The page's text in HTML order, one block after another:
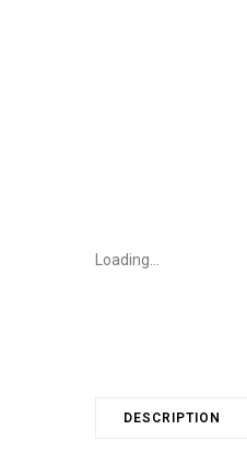
Loading...
DESCRIPTION